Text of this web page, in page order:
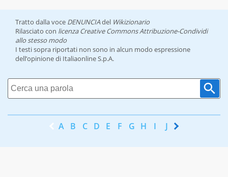
Tratto dalla voce DENUNCIAdel Wikizionario
Rilasciato con licenza Creative Commons Attribuzione-Condividi
allo stesso modo
I testi sopra riportati non sono in alcun modo espressione
dell’opinione di Italiaonline S.p.A.
A B C D E F G H I J K